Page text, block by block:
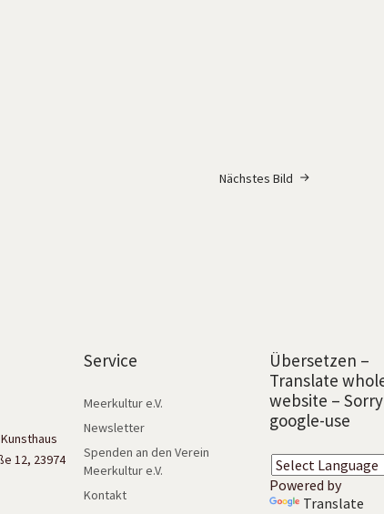
Nächstes Bild
12, 23974
Service
Meerkultur e.V.
Newsletter
Spenden an den Verein
Meerkultur e.V.
Kontakt
Übersetzen –
Translate
website –
google-use
Powered by
Translate